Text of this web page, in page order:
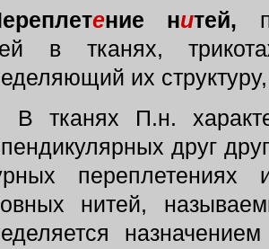
ение нитей,
в тканях,
их
тканях П.н.
друг
переплетениях
нитей,